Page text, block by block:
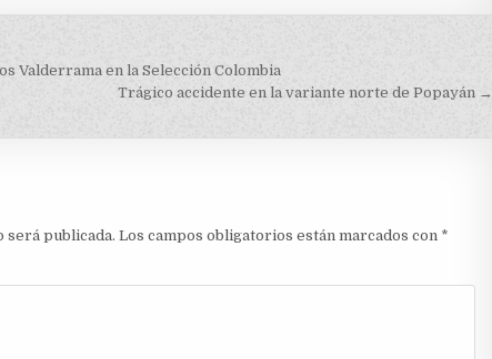
Valderrama en la Selección Colombia
Trágico accidente en la variante norte de Popayán →
publicada. Los campos obligatorios están marcados con *